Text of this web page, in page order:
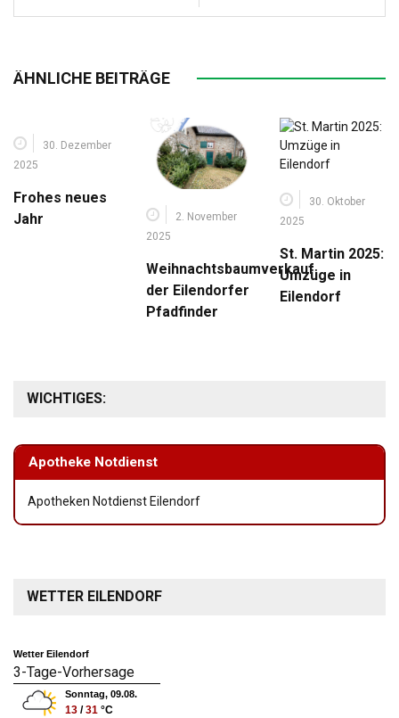
ÄHNLICHE BEITRÄGE
30. Dezember
2025
Frohes neues
Jahr
2. November
2025
Weihnachtsbaumverkauf
der Eilendorfer
Pfadfinder
30. Oktober
2025
St. Martin 2025:
Umzüge in
Eilendorf
WICHTIGES:
Apotheke Notdienst
Apotheken Notdienst Eilendorf
WETTER EILENDORF
Wetter Eilendorf
3-Tage-Vorhersage
Sonntag, 09.08.
13 /31 °C